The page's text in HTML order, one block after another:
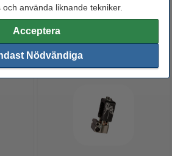
använda liknande tekniker.
Acceptera
Nödvändiga
produkter